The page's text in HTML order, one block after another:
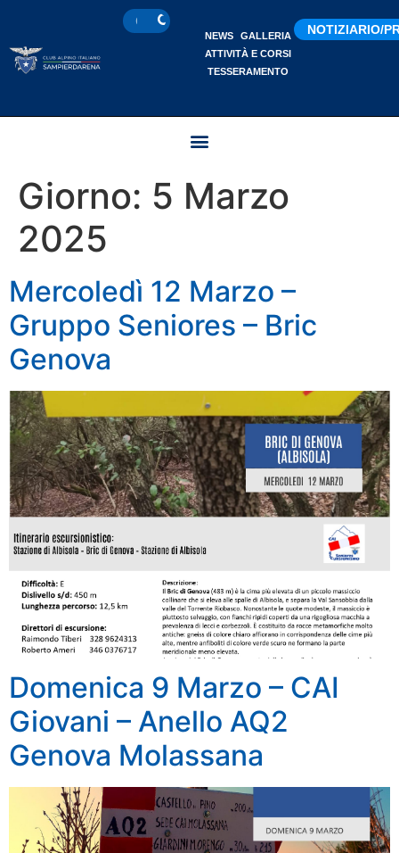
NEWS
GALLERIA
ATTIVITÀ E CORSI
TESSERAMENTO
NOTIZIARIO/
Giorno: 5 Marzo
2025
Mercoledì 12 Marzo –
Gruppo Seniores – Bric
Genova
Domenica 9 Marzo – CAI
Giovani – Anello AQ2
Genova Molassana